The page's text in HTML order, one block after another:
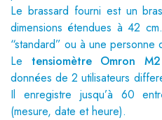
Le brassard fourni est un
dimensions étendues à 42
“standard” ou à une
Le tensiomètre Omron M2
données de 2 utilisateurs
Il enregistre jusqu’à 60
(mesure, date et heure).